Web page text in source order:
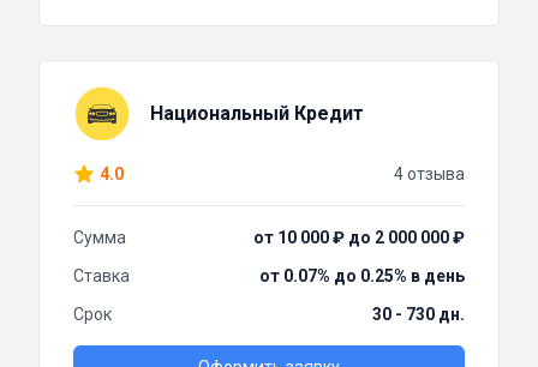
Национальный Кредит
4.0 4 отзыва
Сумма
от 10 000 ₽ до 2 000 000 ₽
Ставка
от 0.07% до 0.25% в день
Срок
30 - 730 дн.